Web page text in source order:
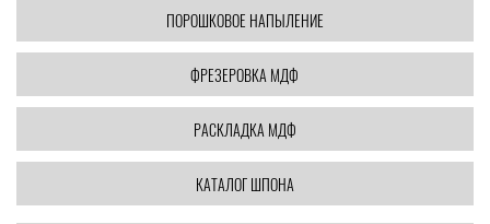
ПОРОШКОВОЕ НАПЫЛЕНИЕ
ФРЕЗЕРОВКА МДФ
РАСКЛАДКА МДФ
КАТАЛОГ ШПОНА